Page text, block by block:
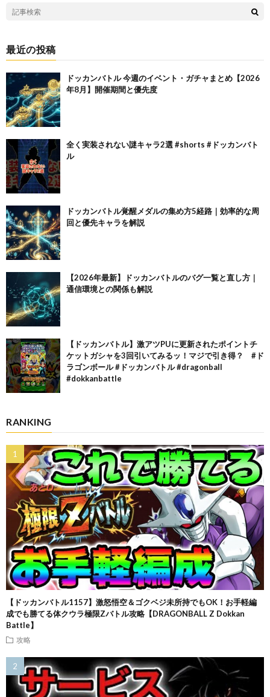
最近の投稿
ドッカンバトル 今週のイベント・ガチャまとめ【2026
年8月】開催期間と優先度
全く実装されない謎キャラ2選 #shorts #ドッカンバト
ル
ドッカンバトル覚醒メダルの集め方5経路｜効率的な周
回と優先キャラを解説
【2026年最新】ドッカンバトルのバグ一覧と直し方｜
通信環境との関係も解説
【ドッカンバトル】激アツPUに更新されたポイントチ
ケットガシャを3回引いてみるッ！マジで引き得？ #ド
ラゴンボール #ドッカンバトル #dragonball
#dokkanbattle
RANKING
【ドッカンバトル1157】激怒悟空＆ゴクベジ未所持でもOK！お手軽編
成でも勝てる体クウラ極限Zバトル攻略【DRAGONBALL Z Dokkan
Battle】
攻略